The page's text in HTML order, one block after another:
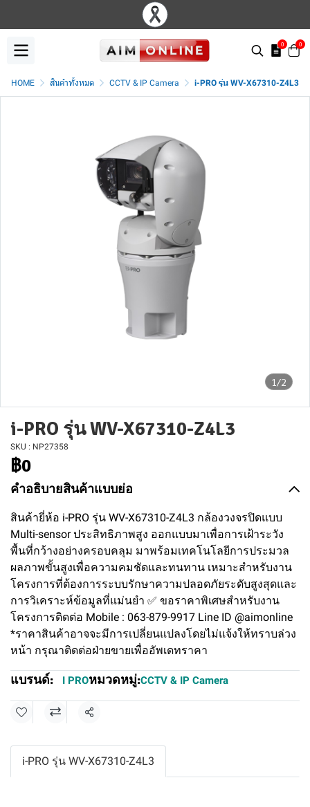
0 0
HOME สินค้าทั้งหมด CCTV & IP Camera i-PRO รุ่น WV-X67310-Z4L3
1/2
i-PRO รุ่น WV-X67310-Z4L3
SKU : NP27358
฿0
คำอธิบายสินค้าแบบย่อ
สินค้ายี่ห้อ i-PRO รุ่น WV-X67310-Z4L3 กล้องวงจรปิดแบบ
Multi-sensor ประสิทธิภาพสูง ออกแบบมาเพื่อการเฝ้าระวัง
พื้นที่กว้างอย่างครอบคลุม มาพร้อมเทคโนโลยีการประมวล
ผลภาพขั้นสูงเพื่อความคมชัดและทนทาน เหมาะสำหรับงาน
โครงการที่ต้องการระบบรักษาความปลอดภัยระดับสูงสุดและ
การวิเคราะห์ข้อมูลที่แม่นยำ ✅ ขอราคาพิเศษสำหรับงาน
โครงการติดต่อ Mobile : 063-879-9917 Line ID @aimonline
*ราคาสินค้าอาจจะมีการเปลี่ยนแปลงโดยไม่แจ้งให้ทราบล่วง
หน้า กรุณาติดต่อฝ่ายขายเพื่ออัพเดทราคา
แบรนด์: I PROหมวดหมู่:CCTV & IP Camera
แชร์
i-PRO รุ่น WV-X67310-Z4L3